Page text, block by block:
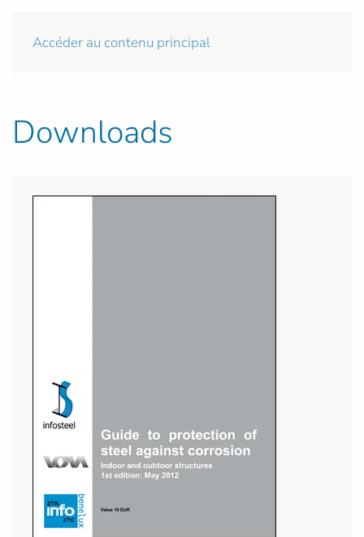
Accéder au contenu principal
Downloads